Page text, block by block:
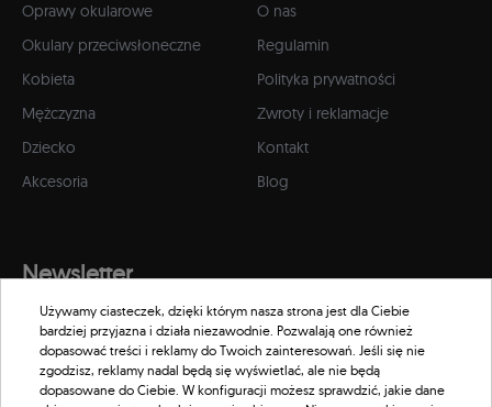
Oprawy okularowe
Okulary przeciwsłoneczne
Kobieta
Mężczyzna
Dziecko
Akcesoria
O nas
Regulamin
Polityka prywatności
Zwroty i reklamacje
Kontakt
Blog
Newsletter
Zapisz się do naszego newslettera, aby otrzymywać informacje o
promocjach i nowościach w naszym sklepie.
Używamy ciasteczek, dzięki którym nasza strona jest dla Ciebie
bardziej przyjazna i działa niezawodnie. Pozwalają one również
dopasować treści i reklamy do Twoich zainteresowań. Jeśli się nie
zgodzisz, reklamy nadal będą się wyświetlać, ale nie będą
dopasowane do Ciebie. W konfiguracji możesz sprawdzić, jakie dane